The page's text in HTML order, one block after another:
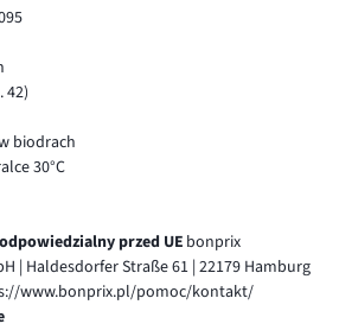
42)
biodrach
30°C
przed UE bonprix
| Haldesdorfer Straße 61 | 22179 Hamburg
www.bonprix.pl/pomoc/kontakt/